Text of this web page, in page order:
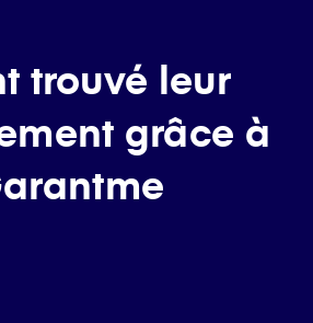
trouvé leur
grâce à